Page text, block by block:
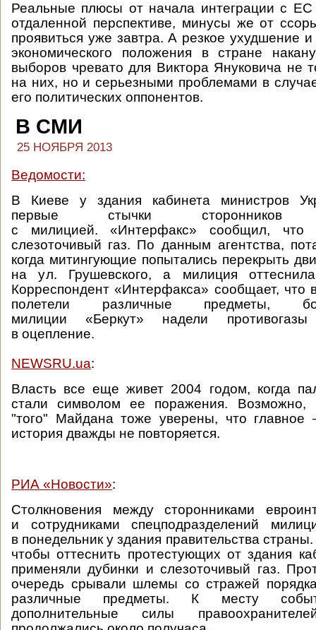
Реальные плюсы от начала интеграции с
отдаленной перспективе, минусы же от
проявиться уже завтра. А резкое ухудшение и
экономического положения в стране
выборов чревато для Виктора Януковича не
на них, но и серьезными проблемами в
его политических оппонентов.
В СМИ
25 НОЯБРЯ 2013
Ведомости:
В Киеве у здания кабинета министров
первые стычки сторонников
с милицией. «Интерфакс» сообщил, что
слезоточивый газ. По данным агентства,
когда митингующие попытались перекрыть
на ул. Грушевского, а милиция
Корреспондент «Интерфакса» сообщает, что
полетели различные предметы,
милиции «Беркут» надели
в оцепление.
NEWSRU.ua:
Власть все еще живет 2004 годом, когда
стали символом ее поражения. Возможно,
"того" Майдана тоже уверены, что главное
история дважды не повторяется.
РИА «Новости»:
Столкновения между сторонниками
и сотрудниками спецподразделений
в понедельник у здания правительства
чтобы оттеснить протестующих от здания
применяли дубинки и слезоточивый газ.
очередь срывали шлемы со стражей
различные предметы. К месту
дополнительные силы